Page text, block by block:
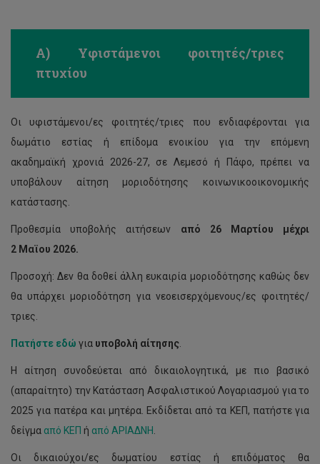
Α) Υφιστάμενοι φοιτητές/τριες
πτυχίου
Οι υφιστάμενοι/ες φοιτητές/τριες που ενδιαφέρονται για
δωμάτιο εστίας ή επίδομα ενοικίου για την επόμενη
ακαδημαϊκή χρονιά 2026-27, σε Λεμεσό ή Πάφο, πρέπει να
υποβάλουν αίτηση μοριοδότησης κοινωνικοοικονομικής
κατάστασης.
Προθεσμία υποβολής αιτήσεων από 26 Μαρτίου
μέχρι
2 Μαϊου 2026.
Προσοχή: Δεν θα δοθεί άλλη ευκαιρία μοριοδότησης καθώς δεν
θα υπάρχει μοριοδότηση για νεοεισερχόμενους/ες φοιτητές/
τριες.
Πατήστε εδώ για υποβολή αίτησης
Η αίτηση συνοδεύεται από δικαιολογητικά, με πιο βασικό
(απαραίτητο) την Κατάσταση Ασφαλιστικού Λογαριασμού για το
2025 για πατέρα και μητέρα. Εκδίδεται από τα ΚΕΠ, πατήστε για
δείγμα από ΚΕΠ ή από ΑΡΙΑΔΝΗ
Οι δικαιούχοι/ες δωματίου εστίας ή επιδόματος θα